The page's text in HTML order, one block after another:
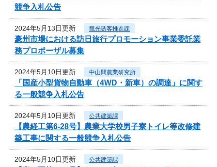
競争入札公告
2024年5月13日更新 観光誘客推進課
豪州市場における訪日旅行プロモーション事業委託業
務プロポーザル募集
2024年5月10日更新 中山間農業研究所
「国産小型貨物自動車（4WD・新車）の調達」に関す
る一般競争入札公告
2024年5月10日更新 公共建築課
【農経工第6-28号】農業大学校男子寮トイレ等改修建
築工事に関する一般競争入札公告
2024年5月10日更新 公共建築課